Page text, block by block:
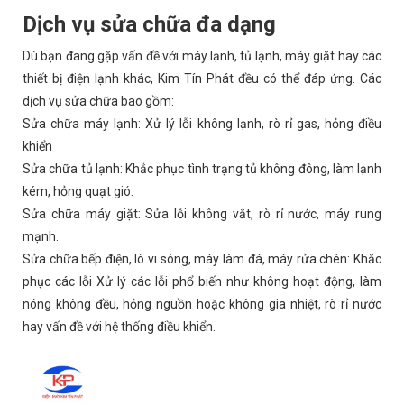
Dịch vụ sửa chữa đa dạng
Dù bạn đang gặp vấn đề với máy lạnh, tủ lạnh, máy giặt hay các
thiết bị điện lạnh khác, Kim Tín Phát đều có thể đáp ứng. Các
dịch vụ sửa chữa bao gồm:
Sửa chữa máy lạnh: Xử lý lỗi không lạnh, rò rỉ gas, hỏng điều
khiển
Sửa chữa tủ lạnh: Khắc phục tình trạng tủ không đông, làm lạnh
kém, hỏng quạt gió.
Sửa chữa máy giặt: Sửa lỗi không vắt, rò rỉ nước, máy rung
mạnh.
Sửa chữa bếp điện, lò vi sóng, máy làm đá, máy rửa chén: Khắc
phục các lỗi Xử lý các lỗi phổ biến như không hoạt động, làm
nóng không đều, hỏng nguồn hoặc không gia nhiệt, rò rỉ nước
hay vấn đề với hệ thống điều khiển.